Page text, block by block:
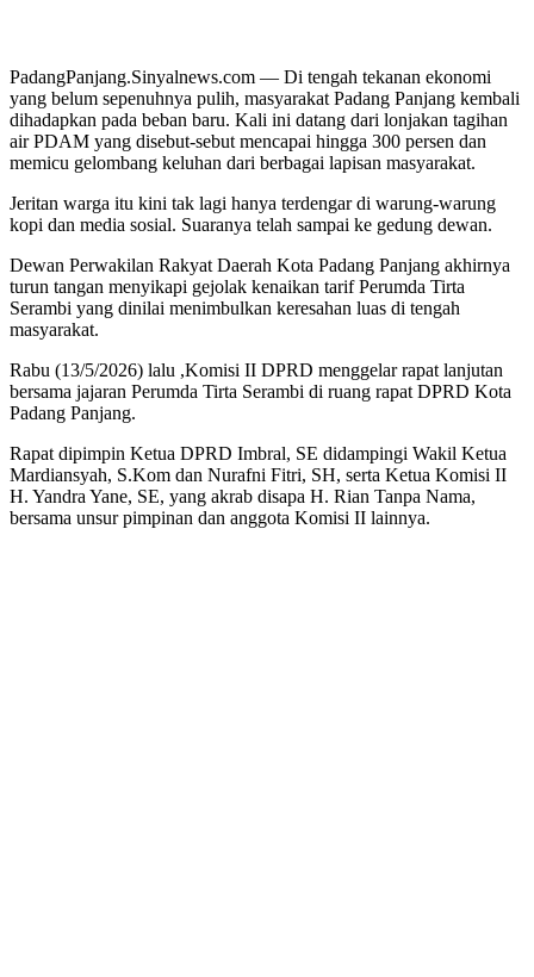
PadangPanjang.Sinyalnews.com — Di tengah tekanan ekonomi
yang belum sepenuhnya pulih, masyarakat Padang Panjang kembali
dihadapkan pada beban baru. Kali ini datang dari lonjakan tagihan
air PDAM yang disebut-sebut mencapai hingga 300 persen dan
memicu gelombang keluhan dari berbagai lapisan masyarakat.
Jeritan warga itu kini tak lagi hanya terdengar di warung-warung
kopi dan media sosial. Suaranya telah sampai ke gedung dewan.
Dewan Perwakilan Rakyat Daerah Kota Padang Panjang akhirnya
turun tangan menyikapi gejolak kenaikan tarif Perumda Tirta
Serambi yang dinilai menimbulkan keresahan luas di tengah
masyarakat.
Rabu (13/5/2026) lalu ,Komisi II DPRD menggelar rapat lanjutan
bersama jajaran Perumda Tirta Serambi di ruang rapat DPRD Kota
Padang Panjang.
Rapat dipimpin Ketua DPRD Imbral, SE didampingi Wakil Ketua
Mardiansyah, S.Kom dan Nurafni Fitri, SH, serta Ketua Komisi II
H. Yandra Yane, SE, yang akrab disapa H. Rian Tanpa Nama,
bersama unsur pimpinan dan anggota Komisi II lainnya.